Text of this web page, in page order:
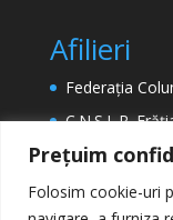
Prețuim
Folosim cookie-uri
Afilieri
Federația
C.N.S.L.R.
ETUC
EPSU
Sectorul